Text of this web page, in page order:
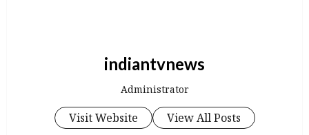
indiantvnews
Administrator
Visit Website View All Posts